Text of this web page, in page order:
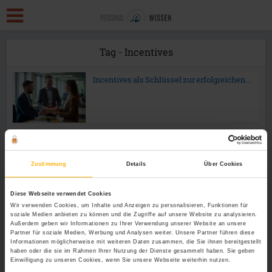
Zustimmung Details Über Cookies
Diese Webseite verwendet Cookies
Wir verwenden Cookies, um Inhalte und Anzeigen zu personalisieren, Funktionen für
soziale Medien anbieten zu können und die Zugriffe auf unsere Website zu analysieren.
Außerdem geben wir Informationen zu Ihrer Verwendung unserer Website an unsere
Partner für soziale Medien, Werbung und Analysen weiter. Unsere Partner führen diese
Informationen möglicherweise mit weiteren Daten zusammen, die Sie ihnen bereitgestellt
haben oder die sie im Rahmen Ihrer Nutzung der Dienste gesammelt haben. Sie geben
Einwilligung zu unseren Cookies, wenn Sie unsere Webseite weiterhin nutzen.
Tag - Incentives
Incentives als Schlüssel zur erfolgreichen...